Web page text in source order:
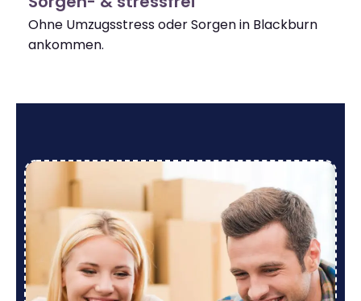
Ohne Umzugsstress oder Sorgen in Blackburn
ankommen.